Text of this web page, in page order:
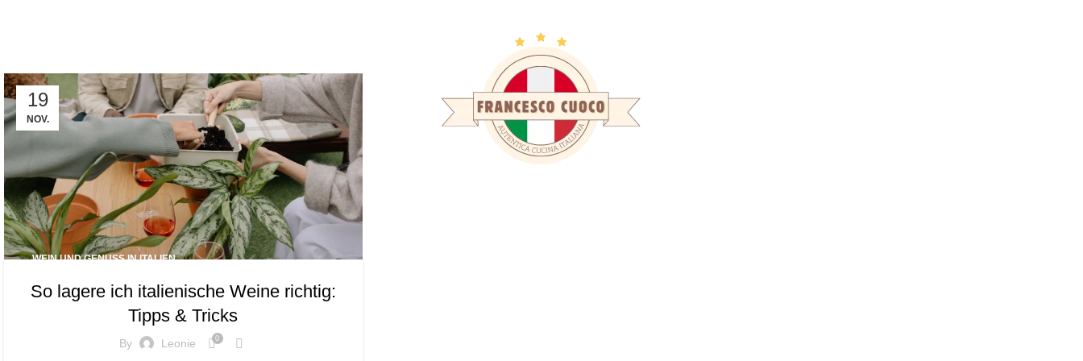
Tag Archives: Luftzirkulation
19
NOV.
WEIN UND GENUSS IN ITALIEN
So lagere ich italienische Weine richtig:
Tipps & Tricks
By Leonie 0